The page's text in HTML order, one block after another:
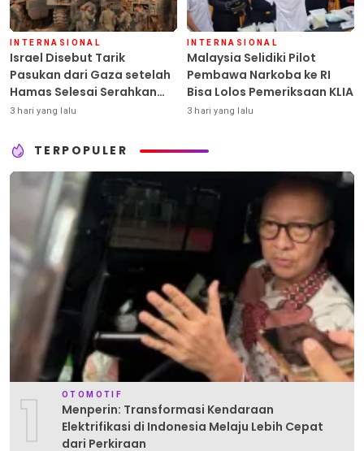
INTERNASIONAL
Israel Disebut Tarik
Pasukan dari Gaza setelah
Hamas Selesai Serahkan
Senjata
3 hari yang lalu
INTERNASIONAL
Malaysia Selidiki Pilot
Pembawa Narkoba ke RI
Bisa Lolos Pemeriksaan KLIA
3 hari yang lalu
TERPOPULER
1 OTOMOTIF
Menperin: Transformasi Kendaraan
Elektrifikasi di Indonesia Melaju Lebih Cepat
dari Perkiraan